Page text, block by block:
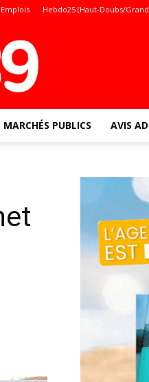
Emplois Hebdo25 (Haut-Doubs/
MARCHÉS PUBLICS AVIS